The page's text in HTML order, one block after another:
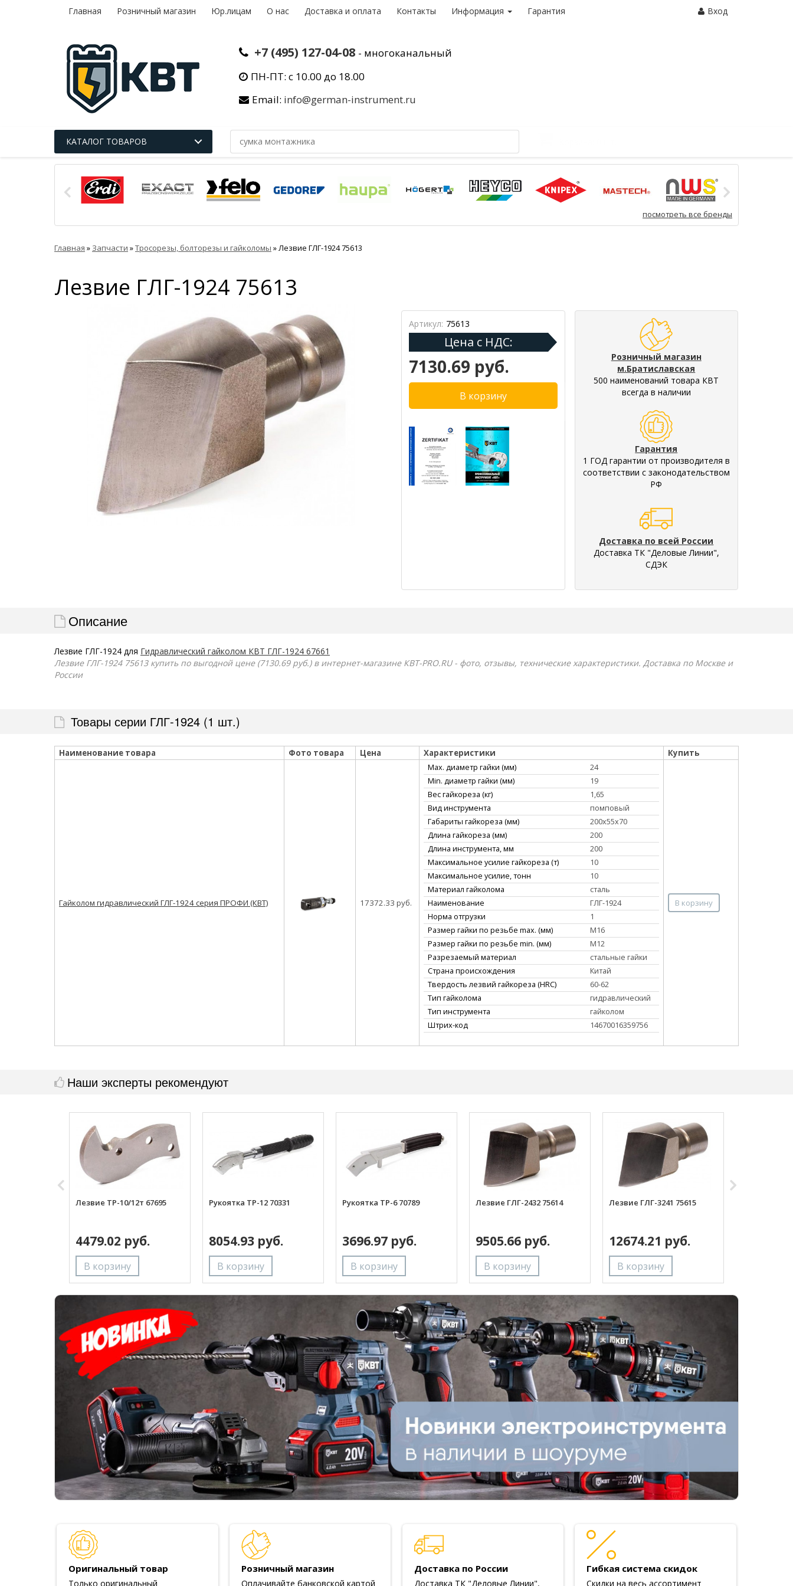
Главная Розничный магазин Юр.лицам О нас Доставка и оплата Контакты Информация Гарантия Вход
+7 (495) 127-04-08 - многоканальный
ПН-ПТ: с 10.00 до 18.00
Email: info@german-instrument.ru
КАТАЛОГ ТОВАРОВ
посмотреть все бренды
Главная » Запчасти »Тросорезы, болторезы и гайколомы » Лезвие ГЛГ-1924 75613
Лезвие ГЛГ-1924 75613
Артикул: 75613
Цена с НДС:
7130.69 руб.
Розничный магазин
м.Братиславская
500 наименований товара КВТ
всегда в наличии
Гарантия
1 ГОД гарантии от производителя в
соответствии с законодательством
РФ
Доставка по всей России
Доставка ТК "Деловые Линии",
СДЭК
Описание
Лезвие ГЛГ-1924 для Гидравлический гайколом КВТ ГЛГ-1924 67661
Лезвие ГЛГ-1924 75613 купить по выгодной цене (7130.69 руб.) в интернет-магазине КВТ-PRO.RU - фото, отзывы, технические характеристики. Доставка по Москве и
России
Товары серии ГЛГ-1924 (1 шт.)
Наименование товара Фото товара Цена Характеристики Купить
Гайколом гидравлический ГЛГ-1924 серия ПРОФИ (КВТ) 17372.33 руб.
Max. диаметр гайки (мм)
24
Min. диаметр гайки (мм)
19
Вес гайкореза (кг)
1,65
Вид инструмента
помповый
Габариты гайкореза (мм)
200х55х70
Длина гайкореза (мм)
200
Длина инструмента, мм
200
Максимальное усилие гайкореза (т)
10
Максимальное усилие, тонн
10
Материал гайколома
сталь
Наименование
ГЛГ-1924
Норма отгрузки
1
Размер гайки по резьбе max. (мм)
М16
Размер гайки по резьбе min. (мм)
М12
Разрезаемый материал
стальные гайки
Страна происхождения
Китай
Твердость лезвий гайкореза (HRC)
60-62
Тип гайколома
гидравлический
Тип инструмента
гайколом
Штрих-код
14670016359756
В корзину
Наши эксперты рекомендуют
Лезвие ТР-10/12т 67695
4479.02 руб.
Рукоятка ТР-12 70331
8054.93 руб.
Рукоятка ТР-6 70789
3696.97 руб.
Лезвие ГЛГ-2432 75614
9505.66 руб.
Лезвие ГЛГ-3241 75615
12674.21 руб.
Оригинальный товар
Только оригинальный
Розничный магазин
Оплачивайте банковской картой
Доставка по России
Доставка ТК "Деловые Линии",
Гибкая система скидок
Скидки на весь ассортимент